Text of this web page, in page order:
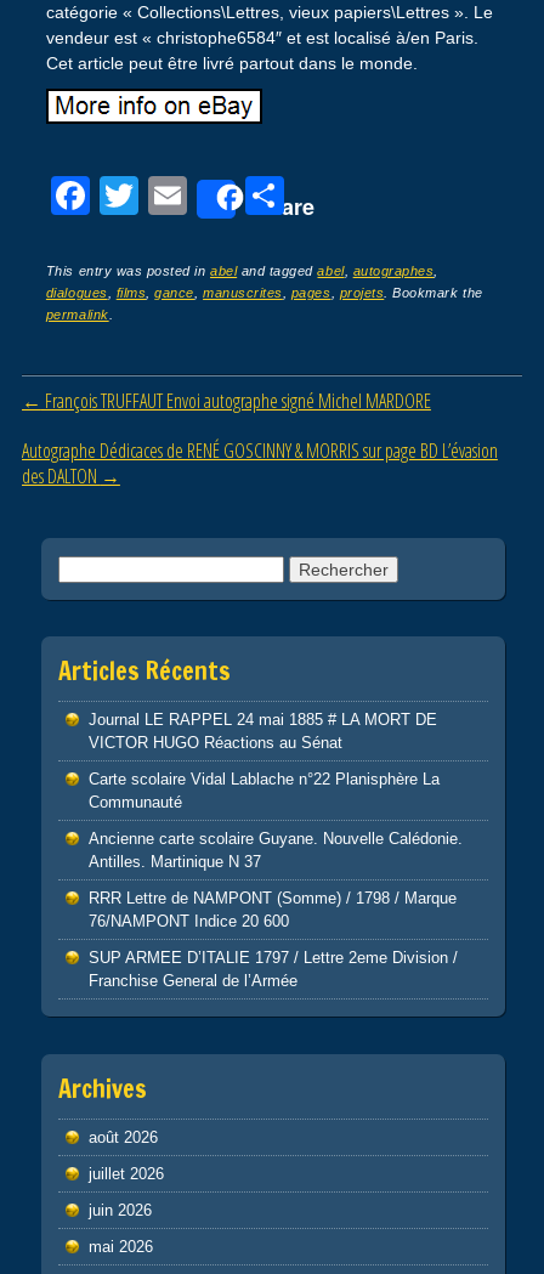
catégorie « Collections\Lettres, vieux papiers\Lettres ». Le
vendeur est « christophe6584″ et est localisé à/en Paris.
Cet article peut être livré partout dans le monde.
F
c
e
o
k
T
tt
er
E
ail
Share
P
ta
g
This entry was posted inabeland taggedabel, autographes
dialogues
films ,gance ,manuscrites pages projets . Bookmark the
permalink
Post navigation
← François TRUFFAUT Envoi autographe signé Michel MARDORE
Autographe Dédicaces de RENÉ GOSCINNY & MORRIS sur page BD L’évasion
des DALTON →
Articles Récents
Journal LE RAPPEL 24 mai 1885 # LA MORT DE
VICTOR HUGO Réactions au Sénat
Carte scolaire Vidal Lablache n°22 Planisphère La
Communauté
Ancienne carte scolaire Guyane. Nouvelle Calédonie.
Antilles. Martinique N 37
RRR Lettre de NAMPONT (Somme) / 1798 / Marque
76/NAMPONT Indice 20 600
SUP ARMEE D’ITALIE 1797 / Lettre 2eme Division /
Franchise General de l’Armée
Archives
août 2026
juillet 2026
juin 2026
mai 2026